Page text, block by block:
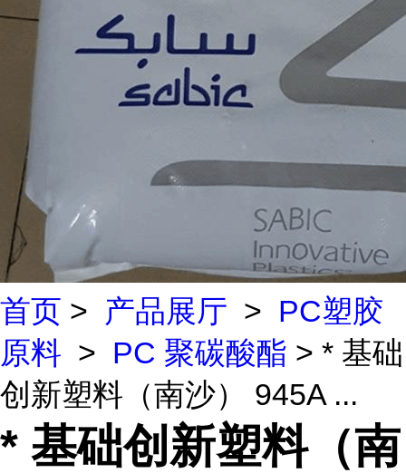
首页 > 产品展厅 > PC塑胶
原料 > PC 聚碳酸酯 > * 基础
创新塑料（南沙） 945A ...
* 基础创新塑料（南